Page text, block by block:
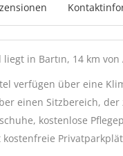
liegt in Bartın, 14 km
verfügen über eine
einen Sitzbereich,
kostenlose
kostenfreie